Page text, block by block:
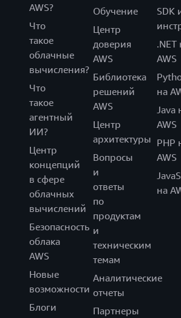
AWS?
Что
такое
облачные
вычисления?
Что
такое
агентный
ИИ?
Центр
концепций
в сфере
облачных
вычислений
Безопасность
облака
AWS
Новые
возможности
Блоги
Обучение
Центр
доверия
AWS
Библиотека
решений
AWS
Центр
архитектуры
Вопросы
и
ответы
по
продуктам
и
техническим
темам
Аналитические
отчеты
Партнеры
SDK
.NET
AWS
на
Java
AWS
PHP
AWS
на